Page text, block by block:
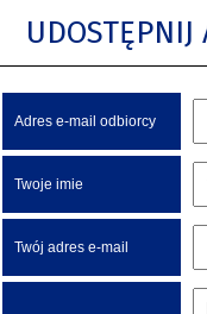
UDOSTĘPNIJ
Adres e-mail odbiorcy
Twoje imie
Twój adres e-mail